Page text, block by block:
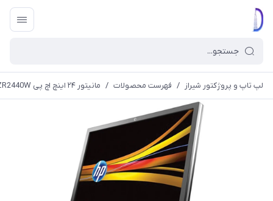
لپ تاپ و پروژکتور شیراز / فهرست محصولات / مانیتور ۲۴ اینچ اچ پی HP ZR2440W